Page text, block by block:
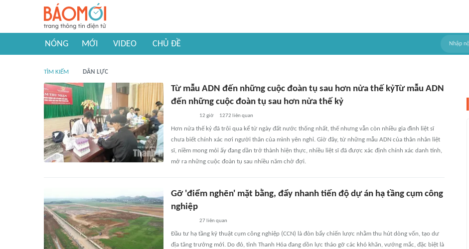
NÓNG MỚI VIDEO CHỦ ĐỀ
TÌM KIẾM DÂN LỰC
Từ mẫu ADN đến những cuộc đoàn tụ sau hơn nửa thế kỷTừ mẫu ADN
đến những cuộc đoàn tụ sau hơn nửa thế kỷ
12 giờ 1272 liên quan
Hơn nửa thế kỷ đã trôi qua kể từ ngày đất nước thống nhất, thế nhưng vẫn còn nhiều gia đình liệt sĩ
chưa biết chính xác nơi người thân của mình yên nghỉ. Giờ đây, từ những mẫu ADN của thân nhân liệt
sĩ, niềm mong mỏi ấy đang dần trở thành hiện thực, nhiều liệt sĩ đã được xác định chính xác danh tính,
mở ra những cuộc đoàn tụ sau nhiều năm chờ đợi.
Gỡ 'điểm nghẽn' mặt bằng, đẩy nhanh tiến độ dự án hạ tầng cụm công
nghiệp
27 liên quan
Đầu tư hạ tầng kỹ thuật cụm công nghiệp (CCN) là đòn bẩy chiến lược nhằm thu hút dòng vốn, tạo dư
địa tăng trưởng mới. Do đó, tỉnh Thanh Hóa đang dồn lực tháo gỡ các khó khăn, vướng mắc, đặc biệt là